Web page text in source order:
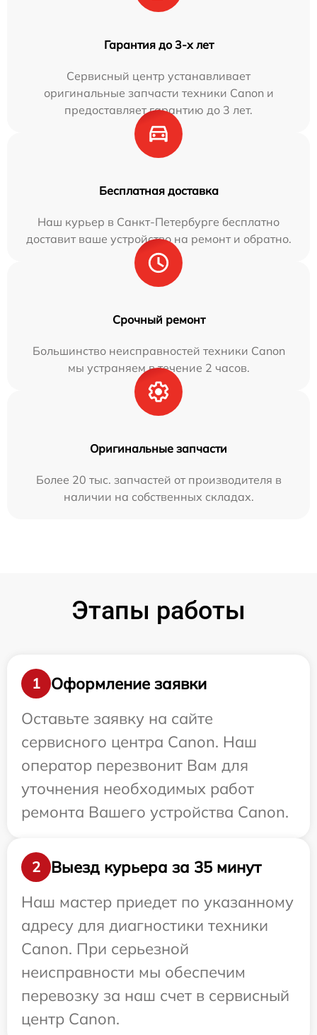
Гарантия до 3-х лет
Сервисный центр устанавливает
оригинальные запчасти техники Canon и
предоставляет гарантию до 3 лет.
Бесплатная доставка
Наш курьер в Санкт-Петербурге бесплатно
доставит ваше устройство на ремонт и обратно.
Срочный ремонт
Большинство неисправностей техники Canon
мы устраняем в течение 2 часов.
Оригинальные запчасти
Более 20 тыс. запчастей от производителя в
наличии на собственных складах.
Этапы работы
1
Оформление заявки
Оставьте заявку на сайте
сервисного центра Canon. Наш
оператор перезвонит Вам для
уточнения необходимых работ
ремонта Вашего устройства Canon.
2
Выезд курьера за 35 минут
Наш мастер приедет по указанному
адресу для диагностики техники
Canon. При серьезной
неисправности мы обеспечим
перевозку за наш счет в сервисный
центр Canon.